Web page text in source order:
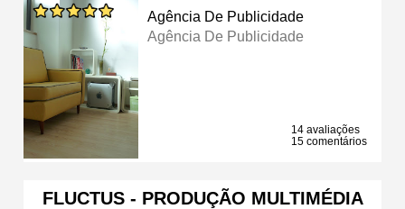
Agência De Publicidade
Agência De Publicidade
14 avaliações
15 comentários
FLUCTUS - PRODUÇÃO MULTIMÉDIA